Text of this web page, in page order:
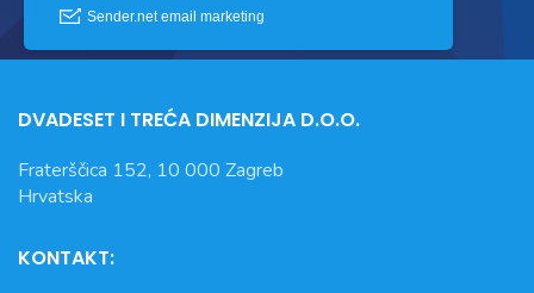
DVADESET I TREĆA DIMENZIJA D.O.O.
Fraterščica 152, 10 000 Zagreb
Hrvatska
KONTAKT: